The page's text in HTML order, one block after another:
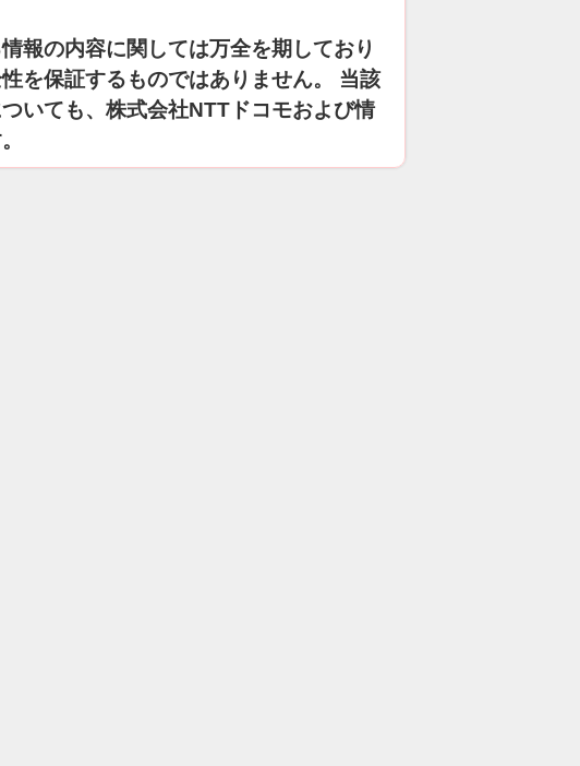
報の内容に関しては万全を期しており
を保証するものではありません。 当該
いても、株式会社NTTドコモおよび情